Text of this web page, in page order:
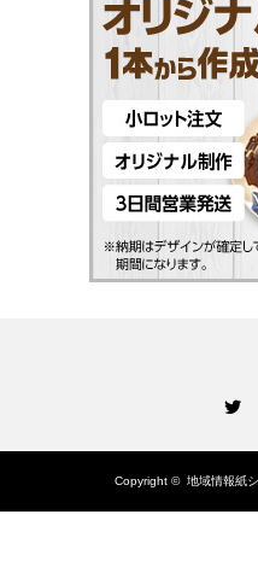
Copyright © 地域情報紙